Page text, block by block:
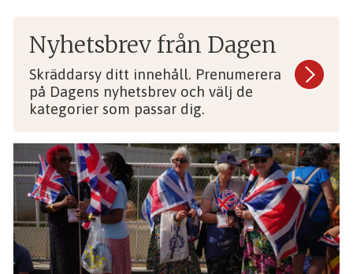
Nyhetsbrev från Dagen
Skräddarsy ditt innehåll. Prenumerera
på Dagens nyhetsbrev och välj de
kategorier som passar dig.